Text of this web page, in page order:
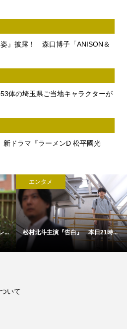
』披露！ 森口博子「ANISON＆
体の埼玉県ご当地キャラクターが
ドラマ『ラーメンD 松平國光
...
エンタメ
松村北斗主演『告白』 本日21時...
いて